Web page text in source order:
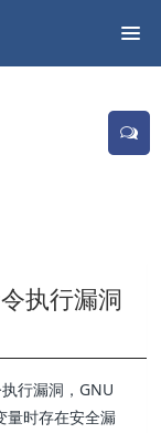
执行漏洞
行漏洞，GNU
量时存在安全漏